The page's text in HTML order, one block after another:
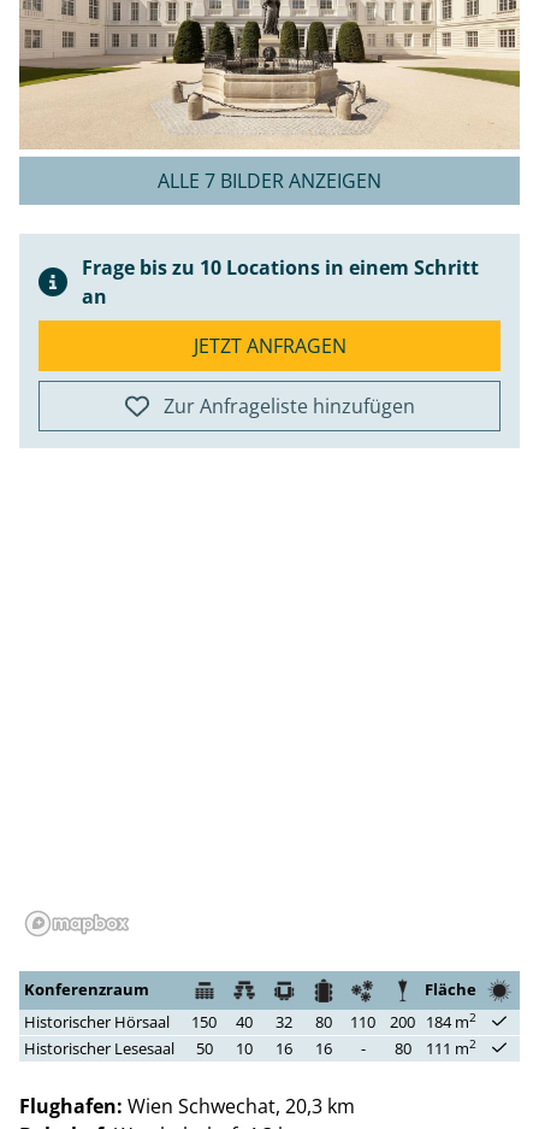
ALLE 7 BILDER ANZEIGEN
Flughafen: Wien Schwechat, 20,3 km
Frage bis zu 10 Locations in einem Schritt
an
JETZT ANFRAGEN
Zur Anfrageliste hinzufügen
Konferenzraum
Fläche
Historischer Hörsaal
150 40 32 80 110 200 184 m2
Historischer Lesesaal 50 10 16 16 - 80 111 m2